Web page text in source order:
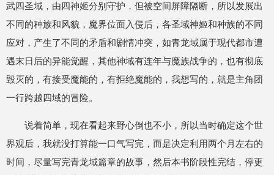
武四圣域，由四神姬分别守护，但被空间屏障隔断，所以发展出
不同的种族和风貌，魔界位面入侵后，各圣域神姬和种族的不同
应对，产生了不同的矛盾和剧情冲突，如青龙域属于现代都市遭
遇末日后的异能觉醒，其他神域有连年与魔族战争的，也有彻底
毁灭的，有接受魔能的，有拒绝魔能的，我想写的，就是主角团
一行跨越四域的冒险。
说着简单，现在看起来野心倒也不小，所以当时确定这个世
界观后，我就没打算能一口气写完，而是决定利用两个月左右的
时间，尽量写完青龙域篇章的故事，然后本书阶段性完结，停更